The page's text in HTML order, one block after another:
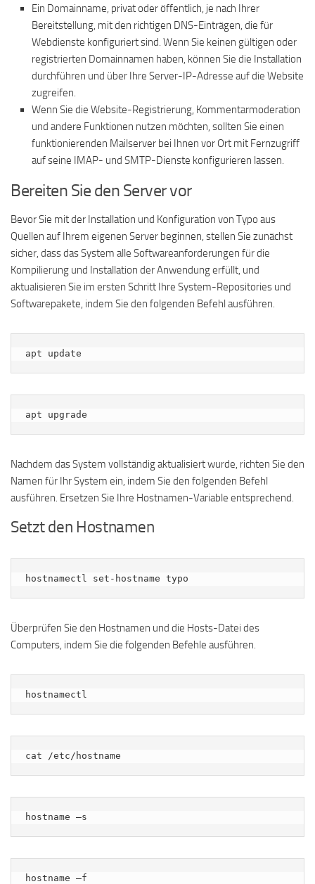
Ein Domainname, privat oder öffentlich, je nach Ihrer
Bereitstellung, mit den richtigen DNS-Einträgen, die für
Webdienste konfiguriert sind. Wenn Sie keinen gültigen oder
registrierten Domainnamen haben, können Sie die Installation
durchführen und über Ihre Server-IP-Adresse auf die Website
zugreifen.
Wenn Sie die Website-Registrierung, Kommentarmoderation
und andere Funktionen nutzen möchten, sollten Sie einen
funktionierenden Mailserver bei Ihnen vor Ort mit Fernzugriff
auf seine IMAP- und SMTP-Dienste konfigurieren lassen.
Bereiten Sie den Server vor
Bevor Sie mit der Installation und Konfiguration von Typo aus
Quellen auf Ihrem eigenen Server beginnen, stellen Sie zunächst
sicher, dass das System alle Softwareanforderungen für die
Kompilierung und Installation der Anwendung erfüllt, und
aktualisieren Sie im ersten Schritt Ihre System-Repositories und
Softwarepakete, indem Sie den folgenden Befehl ausführen.
apt update
apt upgrade
Nachdem das System vollständig aktualisiert wurde, richten Sie den
Namen für Ihr System ein, indem Sie den folgenden Befehl
ausführen. Ersetzen Sie Ihre Hostnamen-Variable entsprechend.
Setzt den Hostnamen
hostnamectl set-hostname typo
Überprüfen Sie den Hostnamen und die Hosts-Datei des
Computers, indem Sie die folgenden Befehle ausführen.
hostnamectl
cat /etc/hostname
hostname –s
hostname –f